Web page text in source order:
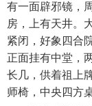
有一面辟邪镜，
房，上有天井。
紧闭，好象四合
正面挂有中堂，
长几，供着祖上
师椅，中央四方